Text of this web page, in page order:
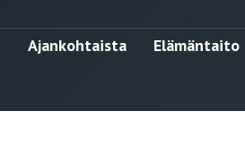
Ajankohtaista Elämäntaito